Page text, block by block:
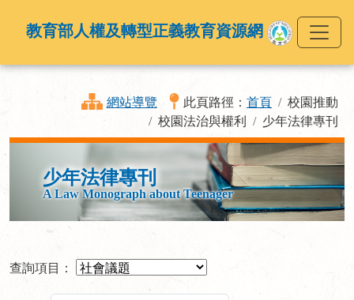
教育部人權及轉型正義教育資源網
網站導覽 此頁路徑： 首頁
校園推動
校園法治與權利
少年法律專刊
少年法律專刊
A Law Monograph about Teenager
查詢項目：